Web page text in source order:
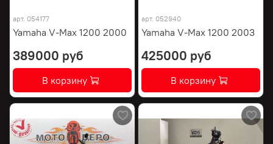
арт. 054177
Yamaha V-Max 1200 2000
389000 руб
В корзину
арт. 052940
Yamaha V-Max 1200 2003
425000 руб
В корзину